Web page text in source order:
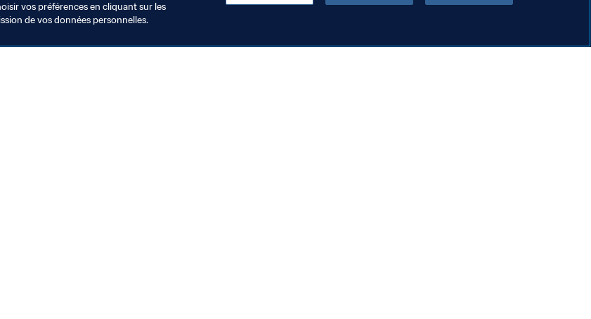
vos préférences en cliquant sur les
de vos données personnelles.